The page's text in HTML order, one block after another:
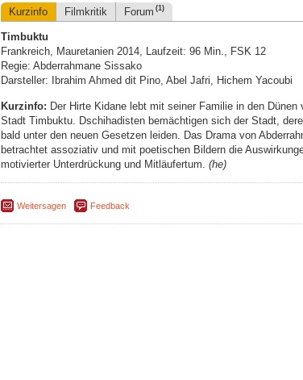
Kurzinfo Filmkritik Forum (1)
Timbuktu
Frankreich, Mauretanien 2014, Laufzeit: 96 Min., FSK 12
Regie: Abderrahmane Sissako
Darsteller: Ibrahim Ahmed dit Pino, Abel Jafri, Hichem Yacoubi
Kurzinfo: Der Hirte Kidane lebt mit seiner Familie in den Dünen
Stadt Timbuktu. Dschihadisten bemächtigen sich der Stadt,
bald unter den neuen Gesetzen leiden. Das Drama von
betrachtet assoziativ und mit poetischen Bildern die
motivierter Unterdrückung und Mitläufertum. (he)
Weitersagen Feedback